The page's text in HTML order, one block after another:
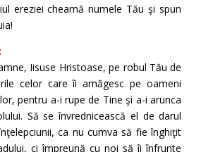
ereziei cheamă numele Tău şi spun
Iisuse Hristoase, pe robul Tău de
celor care îi amăgesc pe oameni
pentru a-i rupe de Tine şi a-i arunca
Să se învrednicească el de darul
ca nu cumva să fie înghiţit
ci împreună cu noi să îi înfrunte